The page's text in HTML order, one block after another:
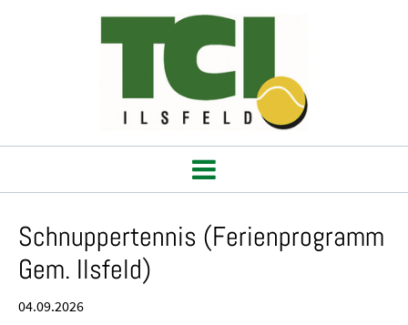
Schnuppertennis (Ferienprogramm
Gem. Ilsfeld)
04.09.2026